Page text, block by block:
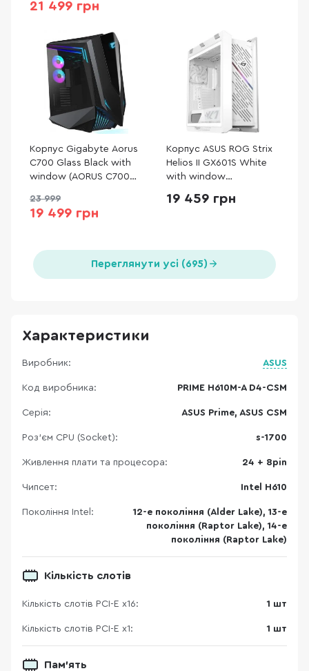
21 499 грн
Корпус Gigabyte Aorus
C700 Glass Black with
window (AORUS C700
23 999
19 499 грн
Корпус ASUS ROG Strix
Helios II GX601S White
with window
19 459 грн
Переглянути усі (695)
Характеристики
Виробник: ASUS
Код виробника: PRIME H610M-A D4-CSM
Серія: ASUS Prime, ASUS CSM
Роз'єм CPU (Socket): s-1700
Живлення плати та процесора: 24 + 8pin
Чипсет: Intel H610
Покоління Intel:
12-е покоління (Alder Lake), 13-е
покоління (Raptor Lake), 14-е
покоління (Raptor Lake)
Кількість слотів
Кількість слотів PCI-E x16: 1 шт
Кількість слотів PCI-E x1: 1 шт
Пам'ять